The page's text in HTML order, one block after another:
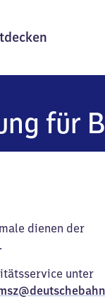
für
dienen der
unter